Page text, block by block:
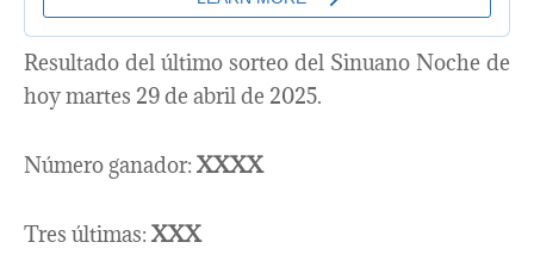
Resultado del último sorteo del Sinuano Noche de
hoy martes 29 de abril de 2025.
Número ganador: XXXX
Tres últimas: XXX